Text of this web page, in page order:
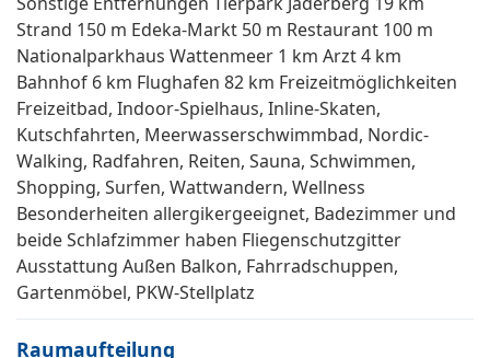
Strand 150 m Edeka-Markt 50 m Restaurant 100 m
Nationalparkhaus Wattenmeer 1 km Arzt 4 km
Bahnhof 6 km Flughafen 82 km Freizeitmöglichkeiten
Freizeitbad, Indoor-Spielhaus, Inline-Skaten,
Kutschfahrten, Meerwasserschwimmbad, Nordic-
Walking, Radfahren, Reiten, Sauna, Schwimmen,
Shopping, Surfen, Wattwandern, Wellness
Besonderheiten allergikergeeignet, Badezimmer und
beide Schlafzimmer haben Fliegenschutzgitter
Ausstattung Außen Balkon, Fahrradschuppen,
Gartenmöbel, PKW-Stellplatz
Raumaufteilung